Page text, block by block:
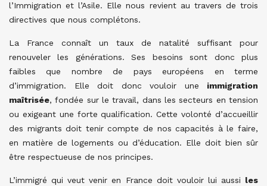
l’Immigration et l’Asile. Elle nous revient au travers de trois
directives que nous complétons.
La France connaît un taux de natalité suffisant pour
renouveler les générations. Ses besoins sont donc plus
faibles que nombre de pays européens en terme
d’immigration. Elle doit donc vouloir une immigration
maîtrisée, fondée sur le travail, dans les secteurs en tension
ou exigeant une forte qualification. Cette volonté d’accueillir
des migrants doit tenir compte de nos capacités à le faire,
en matière de logements ou d’éducation. Elle doit bien sûr
être respectueuse de nos principes.
L’immigré qui veut venir en France doit vouloir lui aussi les